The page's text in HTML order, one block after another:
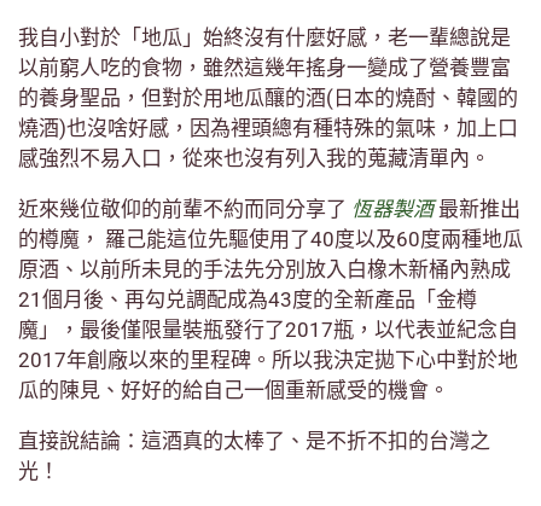
我自小對於「地瓜」始終沒有什麼好感，老一輩總說是
以前窮人吃的食物，雖然這幾年搖身一變成了營養豐富
的養身聖品，但對於用地瓜釀的酒(日本的燒酎、韓國的
燒酒)也沒啥好感，因為裡頭總有種特殊的氣味，加上口
感強烈不易入口，從來也沒有列入我的蒐藏清單內。
近來幾位敬仰的前輩不約而同分享了 恆器製酒最新推出
的樽魔， 羅己能這位先驅使用了40度以及60度兩種地瓜
原酒、以前所未見的手法先分別放入白橡木新桶內熟成
21個月後、再勾兑調配成為43度的全新產品「金樽
魔」，最後僅限量裝瓶發行了2017瓶，以代表並紀念自
2017年創廠以來的里程碑。所以我決定拋下心中對於地
瓜的陳見、好好的給自己一個重新感受的機會。
直接說結論：這酒真的太棒了、是不折不扣的台灣之
光！